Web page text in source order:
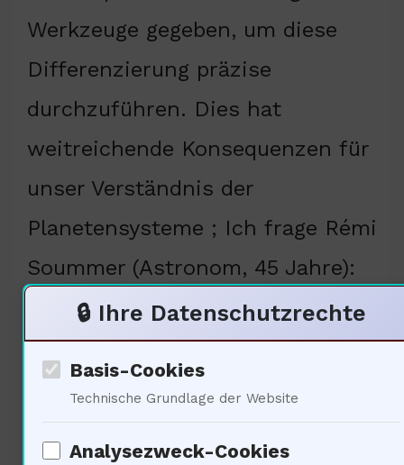
Werkzeuge gegeben, um diese
Differenzierung präzise
durchzuführen. Dies hat
weitreichende Konsequenzen für
unser Verständnis der
Planetensysteme ; Ich frage Rémi
Soummer (Astronom, 45 Jahre):
Wie haben sich die
Beobachtungen im Vergleich zu
früheren Technologien verändert?
🔒 Ihre Datenschutzrechte
Basis-Cookies
Technische Grundlage der Website
Analysezweck-Cookies